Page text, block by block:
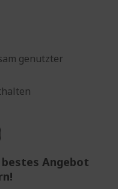
genutzter
Angebot